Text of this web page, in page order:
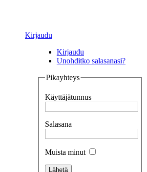
Kirjaudu
Kirjaudu
Unohditko salasanasi?
Pikayhteys
Käyttäjätunnus
Salasana
Muista minut